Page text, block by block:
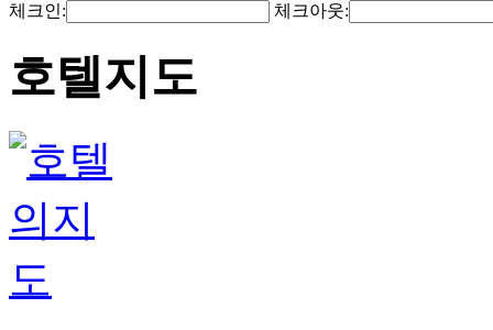
체크인: 체크아웃:
호텔지도